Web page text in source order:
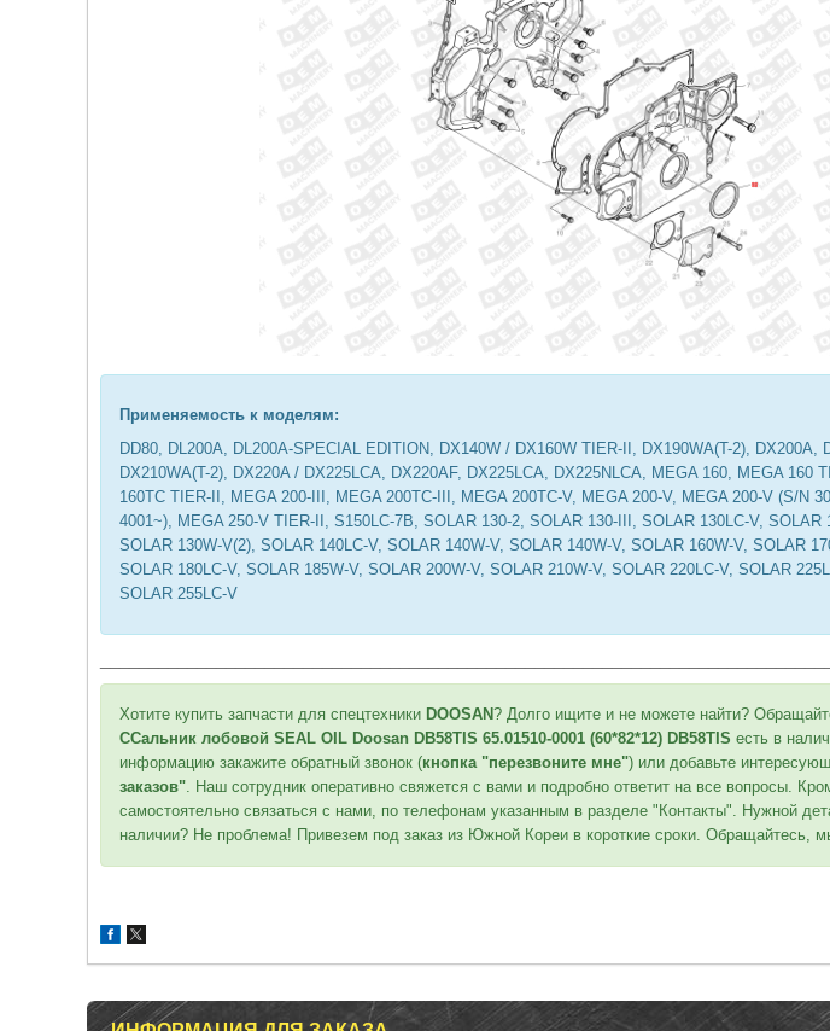
Применяемость к моделям:
DD80, DL200A, DL200A-SPECIAL EDITION, DX140W / DX160W TIER-II, DX190WA(T-2), DX200A,
DX210WA(T-2), DX220A / DX225LCA, DX220AF, DX225LCA, DX225NLCA, MEGA 160, MEGA 160
160TC TIER-II, MEGA 200-III, MEGA 200TC-III, MEGA 200TC-V, MEGA 200-V, MEGA 200-V (S/N
4001~), MEGA 250-V TIER-II, S150LC-7B, SOLAR 130-2, SOLAR 130-III, SOLAR 130LC-V, SOLAR
SOLAR 130W-V(2), SOLAR 140LC-V, SOLAR 140W-V, SOLAR 140W-V, SOLAR 160W-V, SOLAR
SOLAR 180LC-V, SOLAR 185W-V, SOLAR 200W-V, SOLAR 210W-V, SOLAR 220LC-V, SOLAR
SOLAR 255LC-V
Хотите купить запчасти для спецтехники DOOSAN? Долго ищите и не можете найти?
ССальник лобовой SEAL OIL Doosan DB58TIS 65.01510-0001 (60*82*12) DB58TIS есть в
информацию закажите обратный звонок (кнопка "перезвоните мне") или добавьте
заказов". Наш сотрудник оперативно свяжется с вами и подробно ответит на все вопросы.
самостоятельно связаться с нами, по телефонам указанным в разделе "Контакты". Нужной
наличии? Не проблема! Привезем под заказ из Южной Кореи в короткие сроки. Обращайтесь,